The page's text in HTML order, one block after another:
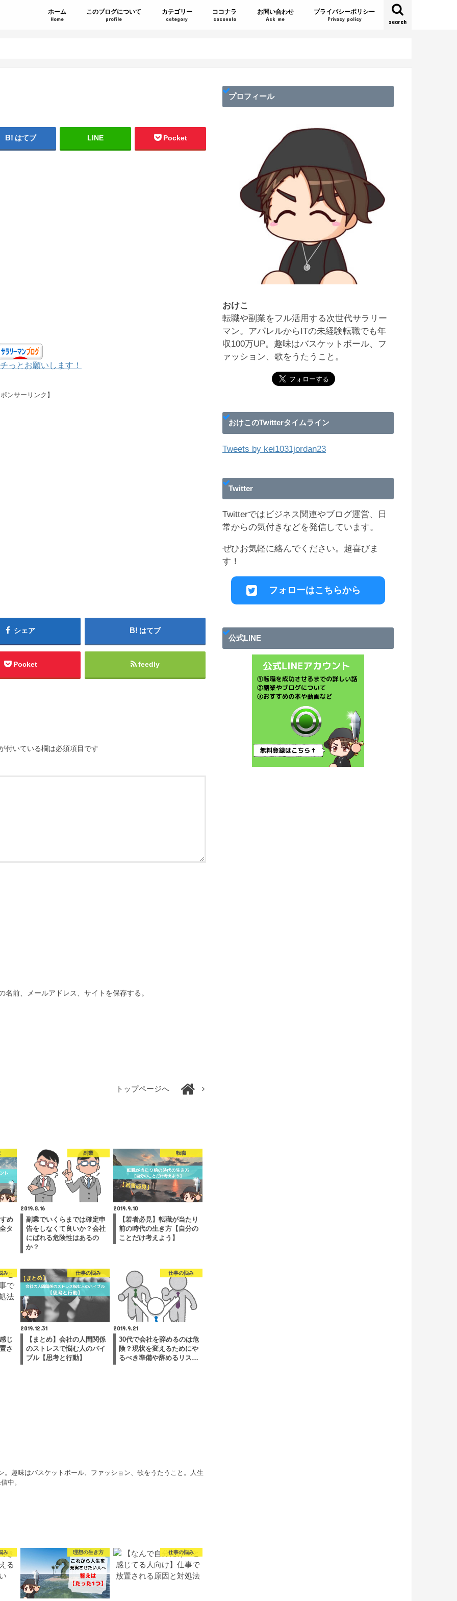
search
ホーム
Home
このブログについて
profile
カテゴリー
category
ココナラ
coconala
お問い合わせ
Ask me
プライバシーポリシー
Privacy policy
はてブ LINE Pocket
っとお願いします！
ポンサーリンク】
シェア はてブ
Pocket feedly
付いている欄は必須項目です
前、メールアドレス、サイトを保存する。
トップページへ
め
タ
副業
2019.8.16
副業でいくらまでは確定申
告をしなくて良いか？会社
にばれる危険性はあるの
か？
転職
2019.9.10
【若者必見】転職が当たり
前の時代の生き方【自分の
ことだけ考えよう】
み
じ
さ
仕事の悩み
2019.12.31
【まとめ】会社の人間関係
のストレスで悩む人のバイ
ブル【思考と行動】
仕事の悩み
2019.9.21
30代で会社を辞めるのは危
険？現状を変えるためにや
るべき準備や辞めるリス…
。趣味はバスケットボール、ファッション、歌をうたうこと。人生
中。
み 理想の生き方 仕事の悩み
プロフィール
おけこ
転職や副業をフル活用する次世代サラリー
マン。アパレルからITの未経験転職でも年
収100万UP。趣味はバスケットボール、フ
ァッション、歌をうたうこと。
おけこのTwitterタイムライン
Tweets by kei1031jordan23
Twitter
Twitterではビジネス関連やブログ運営、日
常からの気付きなどを発信しています。
ぜひお気軽に絡んでください。超喜びま
す！
フォローはこちらから
公式LINE